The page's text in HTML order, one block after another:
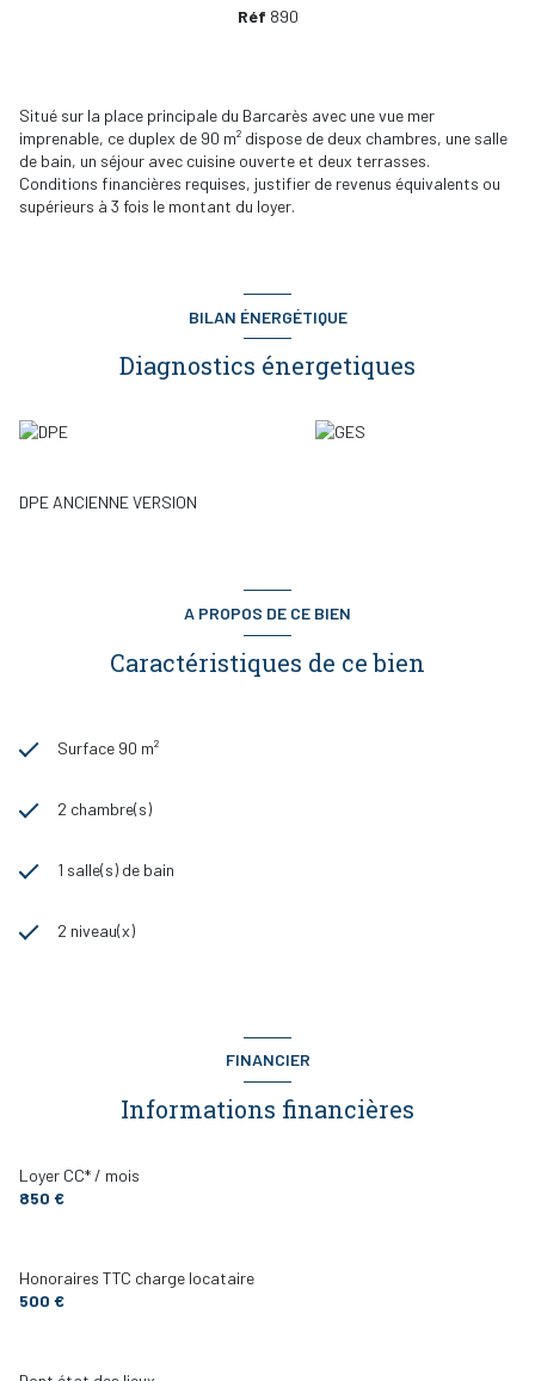
Réf 890
Situé sur la place principale du Barcarès avec une vue mer
imprenable, ce duplex de 90 m² dispose de deux chambres, une salle
de bain, un séjour avec cuisine ouverte et deux terrasses.
Conditions financières requises, justifier de revenus équivalents ou
supérieurs à 3 fois le montant du loyer.
BILAN ÉNERGÉTIQUE
Diagnostics énergetiques
DPE ANCIENNE VERSION
A PROPOS DE CE BIEN
Caractéristiques de ce bien
Surface 90 m²
2 chambre(s)
1 salle(s) de bain
2 niveau(x)
FINANCIER
Informations financières
Loyer CC* / mois
850 €
Honoraires TTC charge locataire
500 €